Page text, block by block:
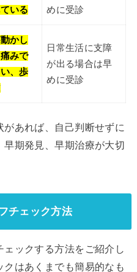
いる
めに受診
かし
みで
、歩
日常生活に支障
が出る場合は早
めに受診
があれば、自己判断せずに
期発見、早期治療が大切
チェック方法
ックする方法をご紹介し
クはあくまでも簡易的なも